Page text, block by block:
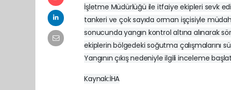
İşletme Müdürlüğü ile itfaiye ekipleri sevk
tankeri ve çok sayıda orman işçisiyle
sonucunda yangın kontrol altına alınarak
ekiplerin bölgedeki soğutma çalışmalarını
Yangının çıkış nedeniyle ilgili inceleme
Kaynak:İHA